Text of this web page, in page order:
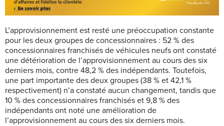
L’approvisionnement est resté une préoccupation constante
pour les deux groupes de concessionnaires : 52 % des
concessionnaires franchisés de véhicules neufs ont constaté
une détérioration de l’approvisionnement au cours des six
derniers mois, contre 48,2 % des indépendants. Toutefois,
une part importante des deux groupes (38 % et 42,1 %
respectivement) n’a constaté aucun changement, tandis que
10 % des concessionnaires franchisés et 9,8 % des
indépendants ont noté une amélioration de
l’approvisionnement au cours des six derniers mois.